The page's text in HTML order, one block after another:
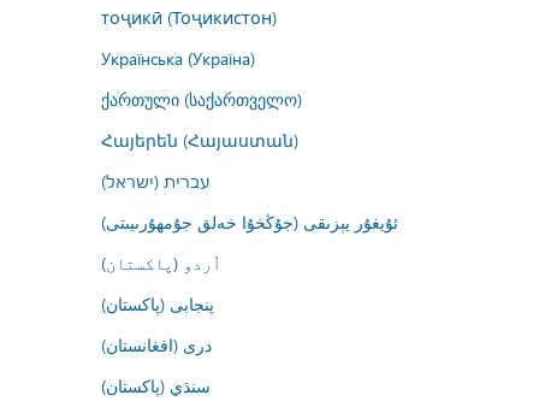
тоҷикӣ (Тоҷикистон)
Українська (Україна)
ქართული (საქართველო)
Հայերեն (Հայաստան)
עברית (ישראל)
ئۇيغۇر يېزىقى (جۇڭخۇا خەلق جۇمھۇرىيىتى)
اُردو (پاکستان)
پنجابی (پاکستان)
درى (افغانستان)
سنڌي (پاکستان)